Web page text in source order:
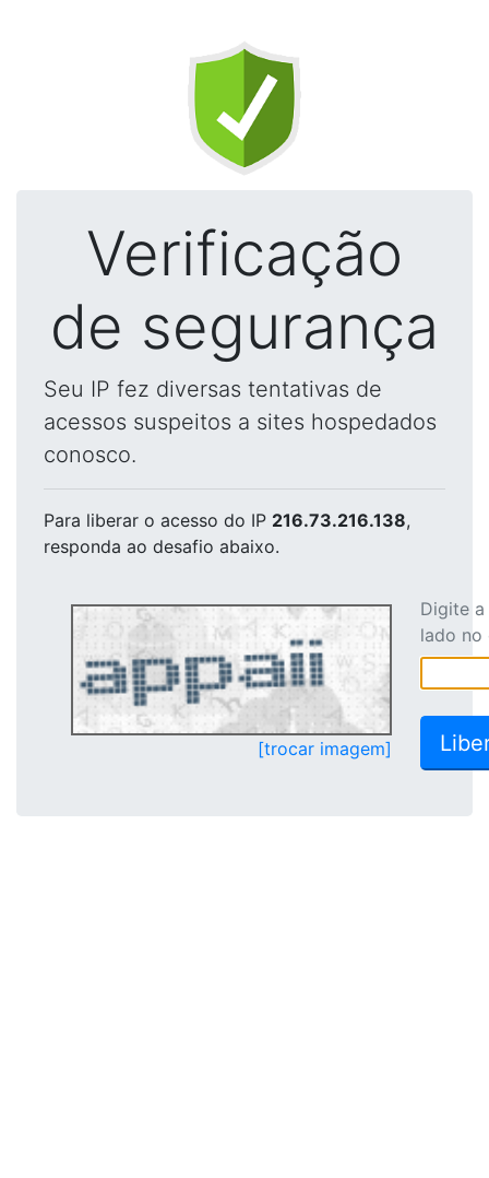
Verificação
de segurança
Seu IP fez diversas tentativas de
acessos suspeitos a sites hospedados
conosco.
Para liberar o acesso do IP 216.73.216.138,
responda ao desafio abaixo.
[trocar imagem]
Digite
lado no